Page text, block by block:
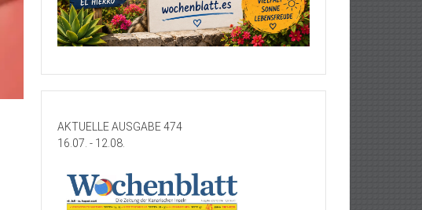
AKTUELLE AUSGABE 474
16.07. - 12.08.